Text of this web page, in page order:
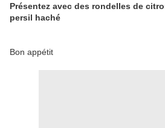
Présentez avec des rondelles de
persil haché
Bon appétit